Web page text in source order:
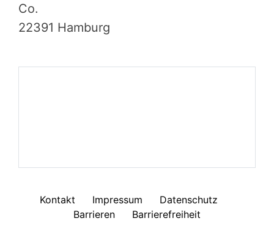
Co.
22391 Hamburg
Kontakt Impressum
Datenschutz
Barrieren
Barrierefreiheit